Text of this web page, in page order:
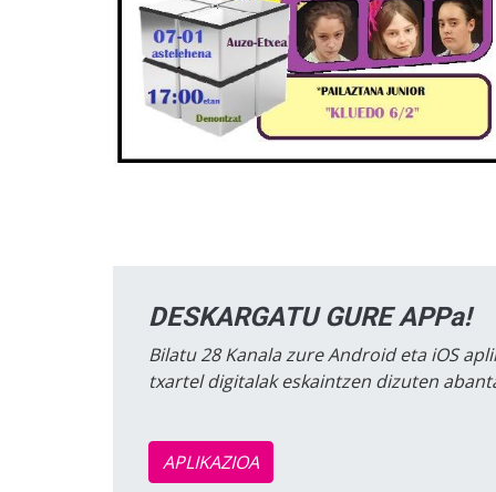
DESKARGATU GURE APPa!
Bilatu 28 Kanala zure Android eta iOS
txartel digitalak eskaintzen dizuten
APLIKAZIOA